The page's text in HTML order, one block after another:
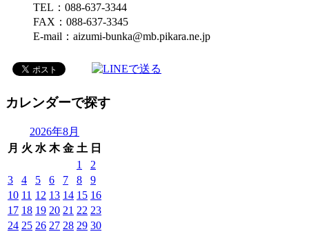
TEL：088-637-3344
FAX：088-637-3345
E-mail：aizumi-bunka@mb.pikara.ne.jp
カレンダーで探す
2026年8月
月 火 水 木 金 土 日
1
2
3
4 5 6 7 8
9
10 11 12 13 14 15 16
17 18 19 20 21 22 23
24 25 26 27 28 29 30